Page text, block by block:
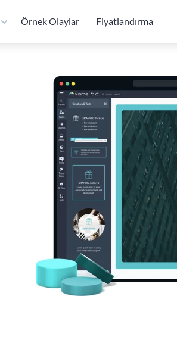
Örnek Olaylar Fiyatlandırma